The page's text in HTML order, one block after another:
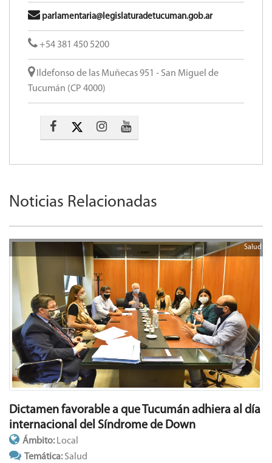
parlamentaria@legislaturadetucuman.gob.ar
+54 381 450 5200
Ildefonso de las Muñecas 951 - San Miguel de
Tucumán (CP 4000)
Noticias Relacionadas
Salud
Dictamen favorable a que Tucumán adhiera al día
internacional del Síndrome de Down
Ámbito:Local
Temática:Salud